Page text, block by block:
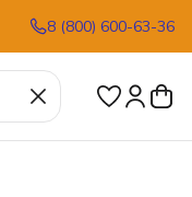
8 (800) 600-63-36